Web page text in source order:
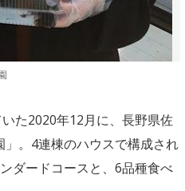
た2020年12月に、長野県佐
。4連棟のハウスで構成され
ダードコースと、6品種食べ